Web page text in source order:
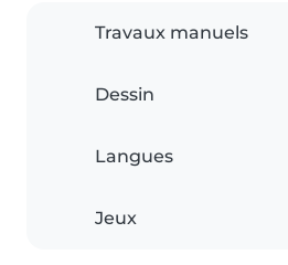
Travaux manuels
Dessin
Langues
Jeux